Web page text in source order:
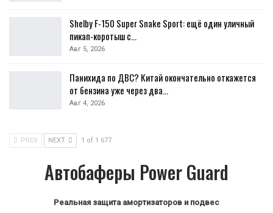
Shelby F-150 Super Snake Sport: ещё один уличный
пикап-коротыш с…
Авг 5, 2026
Панихида по ДВС? Китай окончательно откажется
от бензина уже через два…
Авг 4, 2026
PREV NEXT 1 of 1 677
Автобаферы Power Guard
Реальная защита амортизаторов и подвес